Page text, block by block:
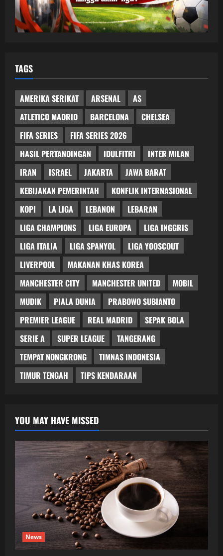
TAGS
AMERIKA SERIKAT ARSENAL
AS
ATLETICO MADRID
BARCELONA
CHELSEA
FIFA SERIES
FIFA SERIES 2026
HASIL PERTANDINGAN
IDULFITRI
INTER MILAN
IRAN
ISRAEL JAKARTA
JAWA BARAT
KEBIJAKAN PEMERINTAH
KONFLIK INTERNASIONAL
KOPI
LA LIGA LEBANON
LEBARAN
LIGA CHAMPIONS
LIGA EUROPA
LIGA INGGRIS
LIGA ITALIA
LIGA SPANYOL
LIGA YOOSCOUT
LIVERPOOL
MAKANAN KHAS KOREA
MANCHESTER CITY
MANCHESTER UNITED
MOBIL
MUDIK
PIALA DUNIA
PRABOWO SUBIANTO
PREMIER LEAGUE
REAL MADRID
SEPAK BOLA
SERIE A
SUPER LEAGUE
TANGERANG
TEMPAT NONGKRONG
TIMNAS INDONESIA
TIMUR TENGAH
TIPS KENDARAAN
YOU MAY HAVE MISSED
News